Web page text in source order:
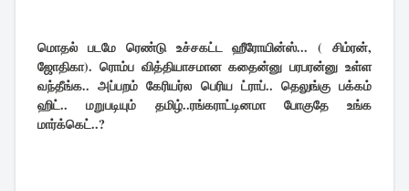
மொதல் படமே ரெண்டு உச்சகட்ட ஹீரோயின்ஸ்... ( சிம்ரன்,
ஜோதிகா). ரொம்ப வித்தியாசமான கதைன்னு பரபரன்னு உள்ள
வந்தீங்க.. அப்பறம் கேரியர்ல பெரிய ட்ராப்.. தெலுங்கு பக்கம்
ஹிட்.. மறுபடியும் தமிழ்..ரங்கராட்டினமா போகுதே உங்க
மார்க்கெட்..?